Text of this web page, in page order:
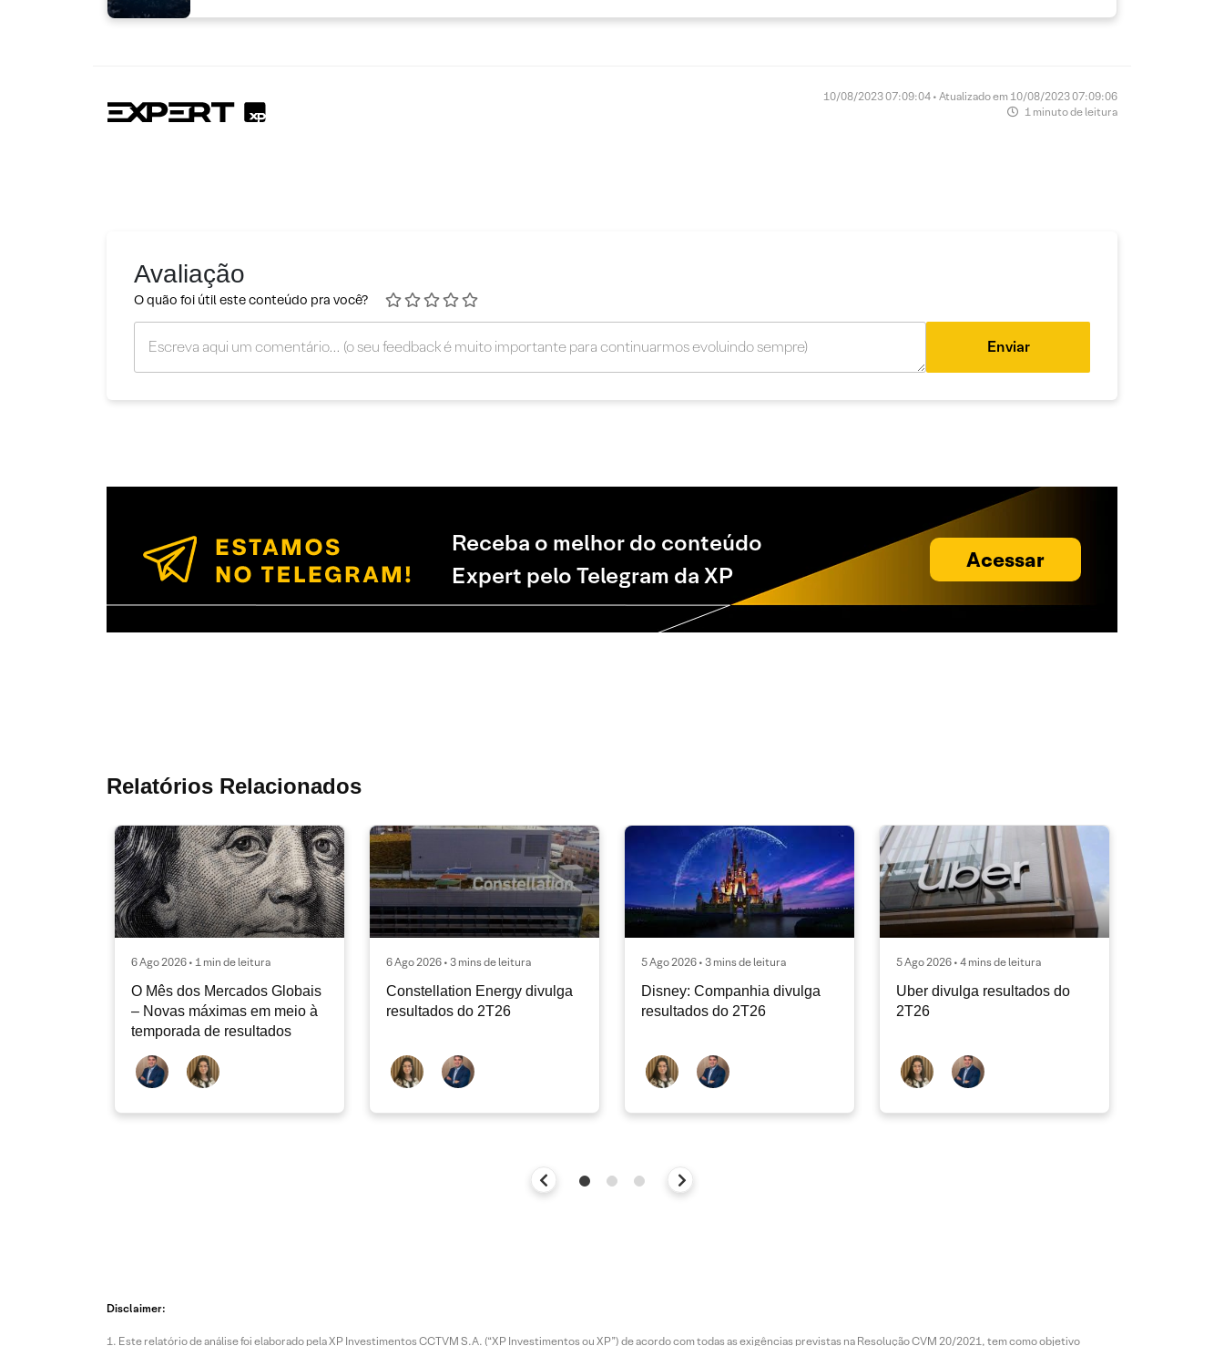
10/08/2023 07:09:04 • Atualizado em 10/08/2023 07:09:06
1 minuto de leitura
Avaliação
O quão foi útil este conteúdo pra você?
Enviar
Receba o melhor do conteúdo
Expert pelo Telegram da XP
Acessar
Relatórios Relacionados
6 Ago 2026 • 1 min de leitura
O Mês dos Mercados Globais
– Novas máximas em meio à
temporada de resultados
6 Ago 2026 • 3 mins de leitura
Constellation Energy divulga
resultados do 2T26
5 Ago 2026 • 3 mins de leitura
Disney: Companhia divulga
resultados do 2T26
5 Ago 2026 • 4 mins de leitura
Uber divulga resultados do
2T26
Disclaimer:
Este relatório de análise foi elaborado pela XP Investimentos CCTVM S.A. (“XP Investimentos ou XP”) de acordo com todas as exigências previstas na Resolução CVM 20/2021, tem como objetivo